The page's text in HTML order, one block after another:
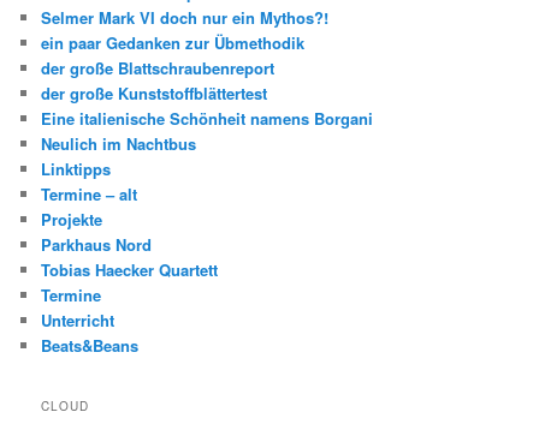
Selmer Mark VI doch nur ein Mythos?!
ein paar Gedanken zur Übmethodik
der große Blattschraubenreport
der große Kunststoffblättertest
Eine italienische Schönheit namens Borgani
Neulich im Nachtbus
Linktipps
Termine – alt
Projekte
Parkhaus Nord
Tobias Haecker Quartett
Termine
Unterricht
Beats&Beans
CLOUD